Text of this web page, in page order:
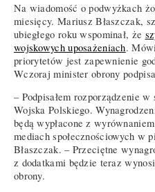
Na wiadomość o podwyżkach
miesięcy. Mariusz Błaszczak,
ubiegłego roku wspominał, że
wojskowych uposażeniach.
priorytetów jest zapewnienie
Wczoraj minister obrony
– Podpisałem rozporządzenie
Wojska Polskiego.
będą wypłacone z
mediach społecznościowych w
Błaszczak. – Przeciętne
z dodatkami będzie teraz
obrony.